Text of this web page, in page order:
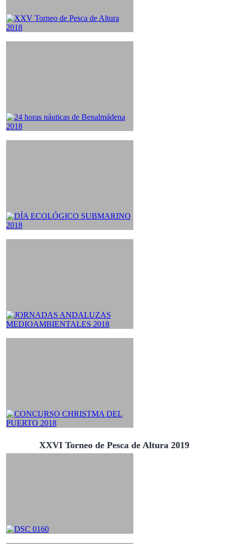
XXVI Torneo de Pesca de Altura 2019